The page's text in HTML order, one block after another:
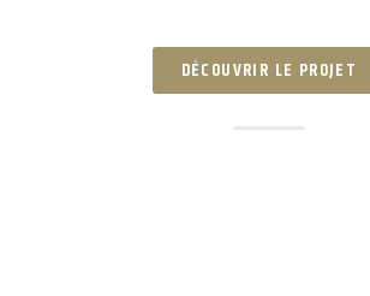
DÉCOUVRIR LE PROJET